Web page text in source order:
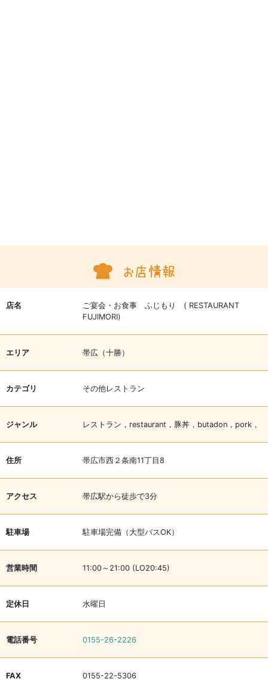
店名
ご宴会・お食事 ふじもり ( RESTAURANT
FUJIMORI)
エリア 帯広（十勝）
カテゴリ その他レストラン
ジャンル レストラン，restaurant，豚丼，butadon，pork，
住所 帯広市西２条南11丁目8
アクセス 帯広駅から徒歩で3分
駐車場 駐車場完備（大型バスOK）
営業時間 11:00～21:00 (LO20:45)
定休日 水曜日
電話番号 0155-26-2226
FAX 0155-22-5306